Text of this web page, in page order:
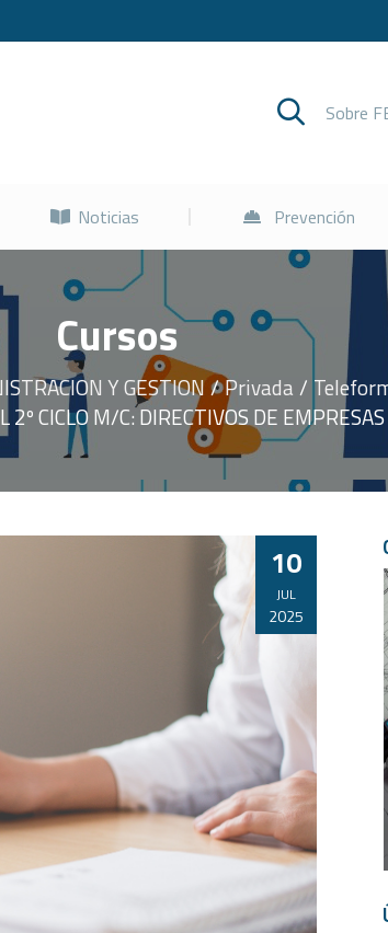
Sobre
Noticias Prevención
Cursos
Y GESTION Privada
2º CICLO M/C: DIRECTIVOS DE
JUL
10
2025
ONLINE DE RECICLAJE EN
PREVENCION DE RIESGOS LABORALES
DIRECTIVOS – TPM
Servicios Noticias